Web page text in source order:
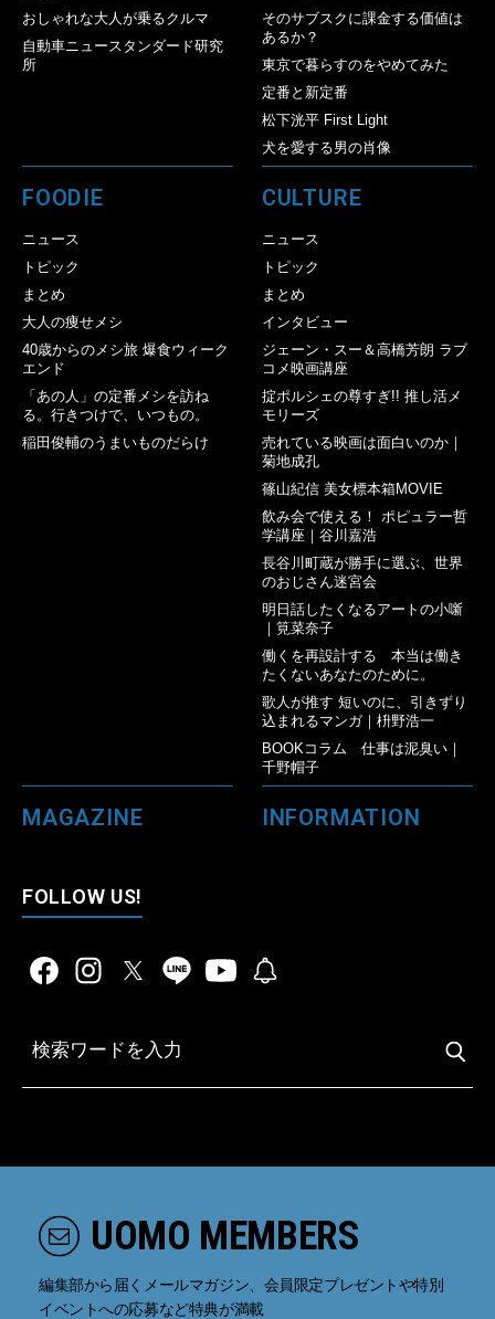
おしゃれな大人が乗るクルマ
自動車ニュースタンダード研究
所
そのサブスクに課金する価値は
あるか？
東京で暮らすのをやめてみた
定番と新定番
松下洸平 First Light
犬を愛する男の肖像
FOODIE
ニュース
トピック
まとめ
大人の痩せメシ
40歳からのメシ旅 爆食ウィーク
エンド
「あの人」の定番メシを訪ね
る。行きつけで、いつもの。
稲田俊輔のうまいものだらけ
CULTURE
ニュース
トピック
まとめ
インタビュー
ジェーン・スー＆高橋芳朗 ラブ
コメ映画講座
掟ポルシェの尊すぎ!! 推し活メ
モリーズ
売れている映画は面白いのか｜
菊地成孔
篠山紀信 美女標本箱MOVIE
飲み会で使える！ ポピュラー哲
学講座｜谷川嘉浩
長谷川町蔵が勝手に選ぶ、世界
のおじさん迷宮会
明日話したくなるアートの小噺
｜筧菜奈子
働くを再設計する 本当は働き
たくないあなたのために。
歌人が推す 短いのに、引きずり
込まれるマンガ｜枡野浩一
BOOKコラム 仕事は泥臭い｜
千野帽子
MAGAZINE INFORMATION
FOLLOW US!
UOMO MEMBERS
編集部から届くメールマガジン、会員限定プレゼントや特別
イベントへの応募など特典が満載